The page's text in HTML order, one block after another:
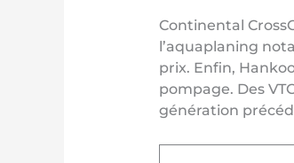
Continental
l’aquaplaning
prix. Enfin,
pompage. Des
génération